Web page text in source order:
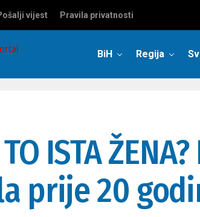
vijest Pravila privatnosti
BiH Regija
TO ISTA
prije 20